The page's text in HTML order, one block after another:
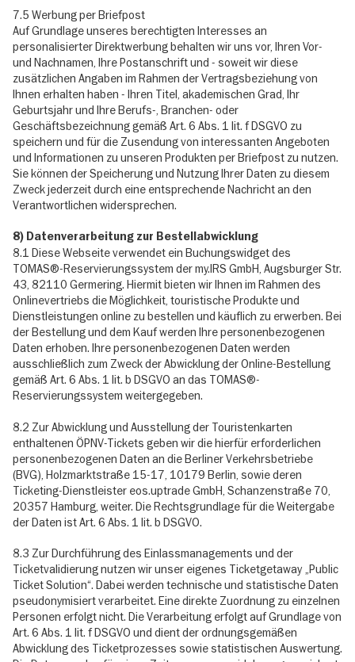
7.5 Werbung per Briefpost
Auf Grundlage unseres berechtigten Interesses an
personalisierter Direktwerbung behalten wir uns vor, Ihren Vor-
und Nachnamen, Ihre Postanschrift und - soweit wir diese
zusätzlichen Angaben im Rahmen der Vertragsbeziehung von
Ihnen erhalten haben - Ihren Titel, akademischen Grad, Ihr
Geburtsjahr und Ihre Berufs-, Branchen- oder
Geschäftsbezeichnung gemäß Art. 6 Abs. 1 lit. f DSGVO zu
speichern und für die Zusendung von interessanten Angeboten
und Informationen zu unseren Produkten per Briefpost zu nutzen.
Sie können der Speicherung und Nutzung Ihrer Daten zu diesem
Zweck jederzeit durch eine entsprechende Nachricht an den
Verantwortlichen widersprechen.
8) Datenverarbeitung zur Bestellabwicklung
8.1 Diese Webseite verwendet ein Buchungswidget des
TOMAS®-Reservierungssystem der my.IRS GmbH, Augsburger Str.
43, 82110 Germering. Hiermit bieten wir Ihnen im Rahmen des
Onlinevertriebs die Möglichkeit, touristische Produkte und
Dienstleistungen online zu bestellen und käuflich zu erwerben. Bei
der Bestellung und dem Kauf werden Ihre personenbezogenen
Daten erhoben. Ihre personenbezogenen Daten werden
ausschließlich zum Zweck der Abwicklung der Online-Bestellung
gemäß Art. 6 Abs. 1 lit. b DSGVO an das TOMAS®-
Reservierungssystem weitergegeben.
8.2 Zur Abwicklung und Ausstellung der Touristenkarten
enthaltenen ÖPNV-Tickets geben wir die hierfür erforderlichen
personenbezogenen Daten an die Berliner Verkehrsbetriebe
(BVG), Holzmarktstraße 15-17, 10179 Berlin, sowie deren
Ticketing-Dienstleister eos.uptrade GmbH, Schanzenstraße 70,
20357 Hamburg, weiter. Die Rechtsgrundlage für die Weitergabe
der Daten ist Art. 6 Abs. 1 lit. b DSGVO.
8.3 Zur Durchführung des Einlassmanagements und der
Ticketvalidierung nutzen wir unser eigenes Ticketgetaway „Public
Ticket Solution“. Dabei werden technische und statistische Daten
pseudonymisiert verarbeitet. Eine direkte Zuordnung zu einzelnen
Personen erfolgt nicht. Die Verarbeitung erfolgt auf Grundlage von
Art. 6 Abs. 1 lit. f DSGVO und dient der ordnungsgemäßen
Abwicklung des Ticketprozesses sowie statistischen Auswertung.